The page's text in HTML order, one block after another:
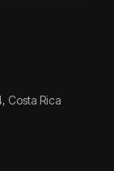
Costa Rica